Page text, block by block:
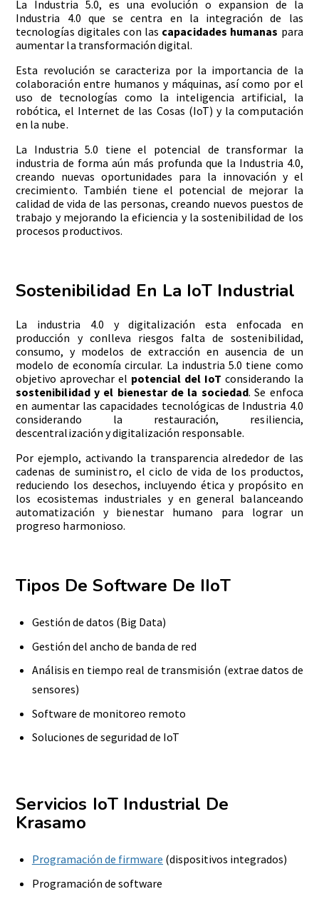
La Industria 5.0, es una evolución o expansion de la
Industria 4.0 que se centra en la integración de las
tecnologías digitales con las capacidades humanas para
aumentar la transformación digital.
Esta revolución se caracteriza por la importancia de la
colaboración entre humanos y máquinas, así como por el
uso de tecnologías como la inteligencia artificial, la
robótica, el Internet de las Cosas (IoT) y la computación
en la nube.
La Industria 5.0 tiene el potencial de transformar la
industria de forma aún más profunda que la Industria 4.0,
creando nuevas oportunidades para la innovación y el
crecimiento. También tiene el potencial de mejorar la
calidad de vida de las personas, creando nuevos puestos de
trabajo y mejorando la eficiencia y la sostenibilidad de los
procesos productivos.
Sostenibilidad En La IoT Industrial
La industria 4.0 y digitalización esta enfocada en
producción y conlleva riesgos falta de sostenibilidad,
consumo, y modelos de extracción en ausencia de un
modelo de economía circular. La industria 5.0 tiene como
objetivo aprovechar el potencial del IoT considerando la
sostenibilidad y el bienestar de la sociedad. Se enfoca
en aumentar las capacidades tecnológicas de Industria 4.0
considerando la restauración, resiliencia,
descentralización y digitalización responsable.
Por ejemplo, activando la transparencia alrededor de las
cadenas de suministro, el ciclo de vida de los productos,
reduciendo los desechos, incluyendo ética y propósito en
los ecosistemas industriales y en general balanceando
automatización y bienestar humano para lograr un
progreso harmonioso.
Tipos De Software De IIoT
Gestión de datos (Big Data)
Gestión del ancho de banda de red
Análisis en tiempo real de transmisión (extrae datos de
sensores)
Software de monitoreo remoto
Soluciones de seguridad de IoT
Servicios IoT Industrial De
Krasamo
Programación de firmware (dispositivos integrados)
Programación de software